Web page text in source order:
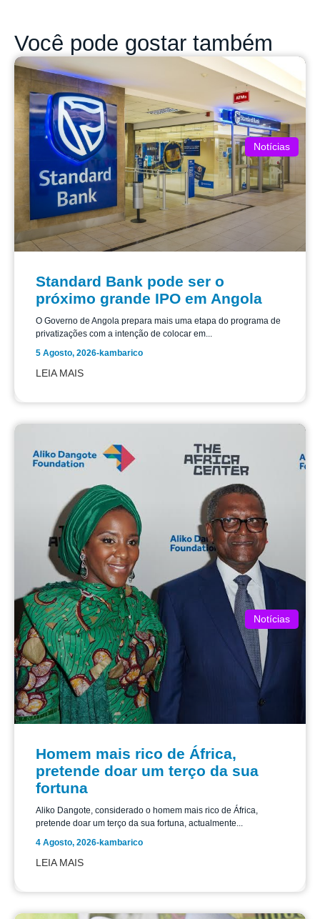
Você pode gostar também
Notícias
Standard Bank pode ser o
próximo grande IPO em Angola
O Governo de Angola prepara mais uma etapa do programa de
privatizações com a intenção de colocar em...
5 Agosto, 2026-kambarico
LEIA MAIS
Notícias
Homem mais rico de África,
pretende doar um terço da sua
fortuna
Aliko Dangote, considerado o homem mais rico de África,
pretende doar um terço da sua fortuna, actualmente...
4 Agosto, 2026-kambarico
LEIA MAIS